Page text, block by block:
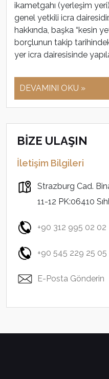
ikametgahı (yerleşim
genel yetkili icra
hakkında, başka “kesin
borçlunun takip
yer icra dairesisinde
DEVAMINI OKU »
BİZE ULAŞIN
İletişim Bilgileri
Strazburg Cad.
11-12 PK:06410
+90 312 995 02 02
+90 545 229 25 05
E-Posta Gönderin